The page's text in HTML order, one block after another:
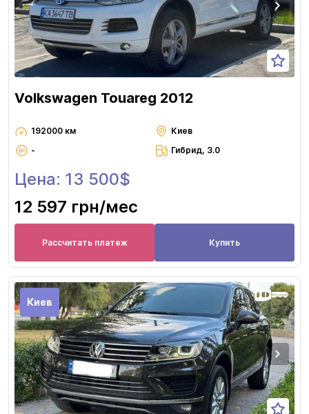
Volkswagen Touareg 2012
192000 км
Киев
-
Гибрид, 3.0
Цена: 13 500$
12 597 грн/мес
Рассчитать платеж Купить
Киев